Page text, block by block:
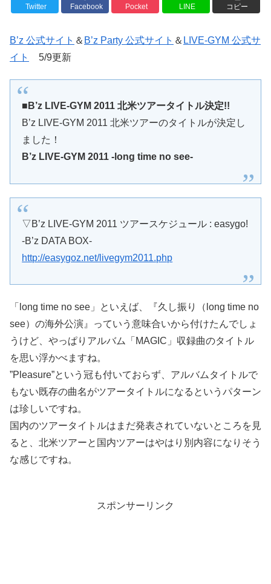
Twitter Facebook Pocket LINE コピー
B’z 公式サイト ＆ B’z Party 公式サイト ＆ LIVE-GYM 公式サ
イト
5/9更新
■B’z LIVE-GYM 2011 北米ツアータイトル決定!!
B’z LIVE-GYM 2011 北米ツアーのタイトルが決定し
ました！
B’z LIVE-GYM 2011 -long time no see-
▽B’z LIVE-GYM 2011 ツアースケジュール : easygo!
-B’z DATA BOX-
http://easygoz.net/livegym2011.php
「long time no see」といえば、『久し振り（long time no
see）の海外公演』っていう意味合いから付けたんでしょ
うけど、やっぱりアルバム「MAGIC」収録曲のタイトル
を思い浮かべますね。
”Pleasure”という冠も付いておらず、アルバムタイトルで
もない既存の曲名がツアータイトルになるというパターン
は珍しいですね。
国内のツアータイトルはまだ発表されていないところを見
ると、北米ツアーと国内ツアーはやはり別内容になりそう
な感じですね。
スポンサーリンク